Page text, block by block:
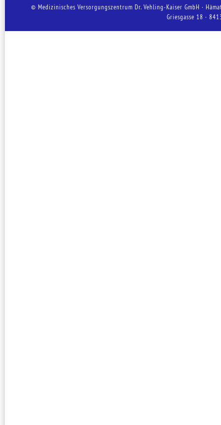
© Medizinisches Versorgungszentrum Dr. Vehling-Kaiser GmbH ·
Griesgasse 18 ·